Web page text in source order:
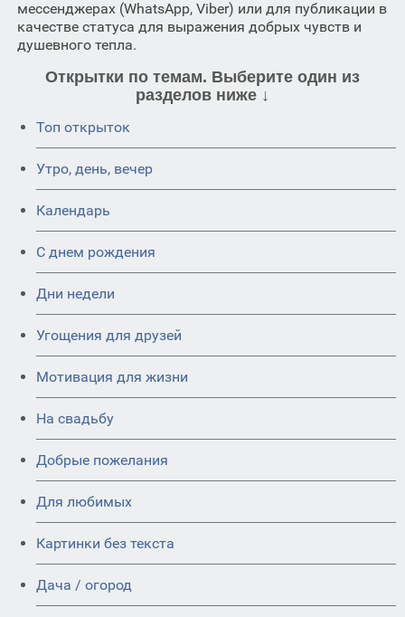
мессенджерах (WhatsApp, Viber) или для публикации в
качестве статуса для выражения добрых чувств и
душевного тепла.
Открытки по темам. Выберите один из
разделов ниже ↓
Топ открыток
Утро, день, вечер
Календарь
C днем рождения
Дни недели
Угощения для друзей
Мотивация для жизни
На свадьбу
Добрые пожелания
Для любимых
Картинки без текста
Дача / огород